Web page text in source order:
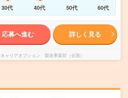
30代 40代 50代 60代
応募へ進む 詳しく見る
ャリアオプション 製造事業部（全国）